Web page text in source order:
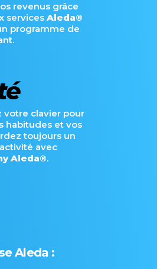
revenus grâce
services Aleda®
programme de
votre clavier pour
habitudes et vos
toujours un
avec
Aleda®.
Aleda :